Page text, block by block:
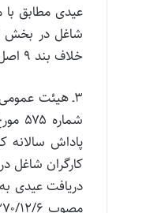
عیدی مطابق با
شاغل در بخش
خلاف بند ۹ اصل سوم قانون اساسی جمهوری اسلامی ایران می باشد.
كارگران شاغل
دریافت عیدی